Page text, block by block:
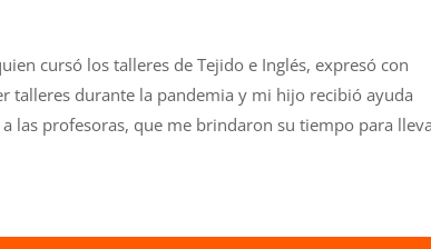
cursó los talleres de Tejido e Inglés, expresó con
talleres durante la pandemia y mi hijo recibió ayuda
las profesoras, que me brindaron su tiempo para